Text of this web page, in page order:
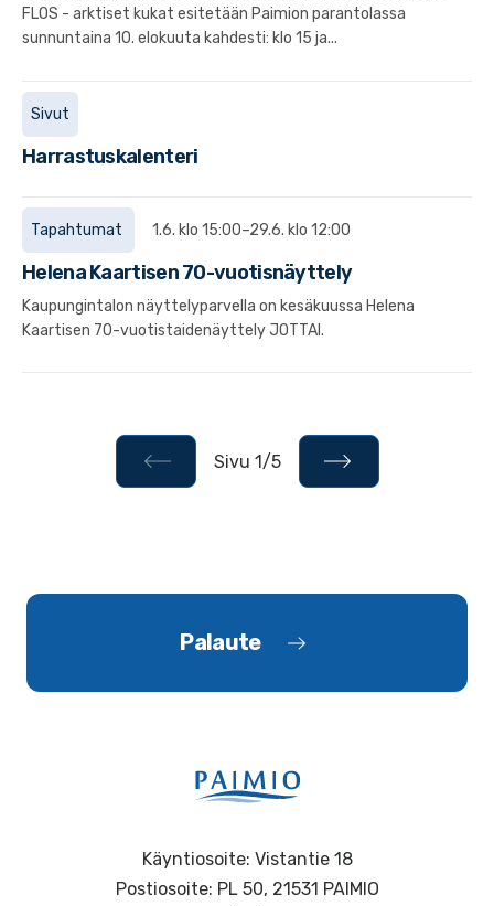
FLOS - arktiset kukat esitetään Paimion parantolassa
sunnuntaina 10. elokuuta kahdesti: klo 15 ja...
Sivut
Harrastuskalenteri
Tapahtumat 1.6. klo 15:00–29.6. klo 12:00
Helena Kaartisen 70-vuotisnäyttely
Kaupungintalon näyttelyparvella on kesäkuussa Helena
Kaartisen 70-vuotistaidenäyttely JOTTAI.
Sivu 1/5
Palaute
Käyntiosoite: Vistantie 18
Postiosoite: PL 50, 21531 PAIMIO